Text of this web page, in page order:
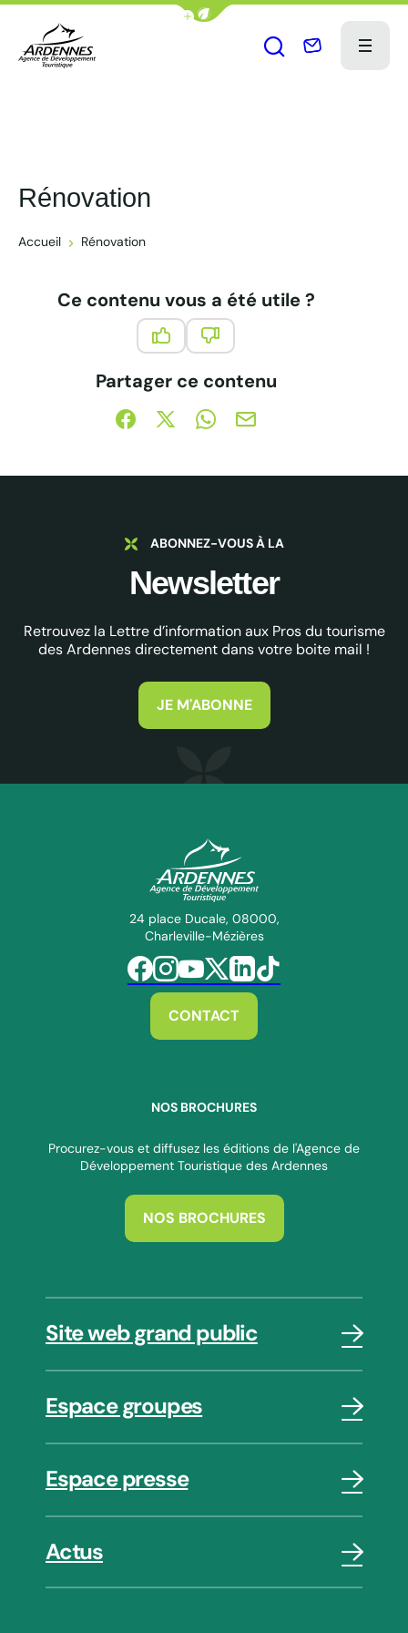
Afficher la barre de navigation du
Ouvrir le
Nous Menu
Rénovation
Accueil Rénovation
Ce contenu vous a été utile ?
Partager ce contenu
Partager sur Facebook (nouvelle fenêtre)
Partager sur X / Twitter (nouvelle
Partager sur WhatsApp
Partager par mail
ABONNEZ-VOUS À LA
Newsletter
Retrouvez la Lettre d’information aux Pros du tourisme
des Ardennes directement dans votre boite mail !
JE M'ABONNE
ADT des Ardennes Pro
24 place Ducale, 08000,
Charleville-Mézières
Suivez-nous sur Facebook
Suivez-nous sur Instagram
Suivez-nous sur Youtube
Suivez-nous sur Twitter
Suivez-nous sur Linkedin
Suivez-nous sur Tiktok
CONTACT
NOS BROCHURES
Procurez-vous et diffusez les éditions de l'Agence de
Développement Touristique des Ardennes
NOS BROCHURES
Site web grand public
Espace groupes
Espace presse
Actus